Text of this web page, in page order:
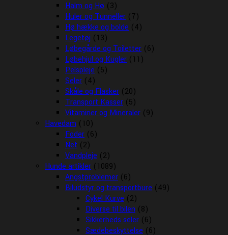
Halm og Hø (3)
Huler og Tunneller (7)
Hø hække og bolde (4)
Legetøj (13)
Løbegårde og Toiletter (6)
Løbehjul og Kugler (11)
Pelspleje (5)
Seler (4)
Skåle og Flasker (20)
Transport Kasser (5)
Vitaminer og Mineraler (9)
Havedam (10)
Foder (6)
Net (2)
Vandpleje (2)
Hunde artikler (1089)
Angstproblemer (6)
Biludstyr og transportbure (49)
Cykel Kurve (2)
Diverse til bilen (8)
Sikkerheds seler (6)
Sædebeskyttelse (6)